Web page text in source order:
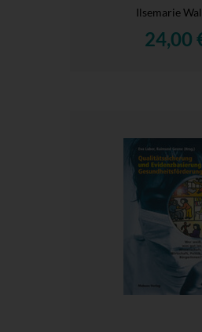
Ilsemarie
24,00